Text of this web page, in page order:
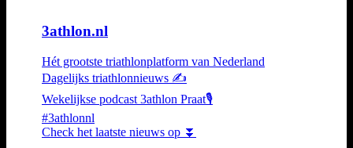
3athlon.nl
Hét grootste triathlonplatform van Nederland
Dagelijks triathlonnieuws ✍️
Wekelijkse podcast 3athlon Praat🎙️
#3athlonnl
Check het laatste nieuws op ⏬